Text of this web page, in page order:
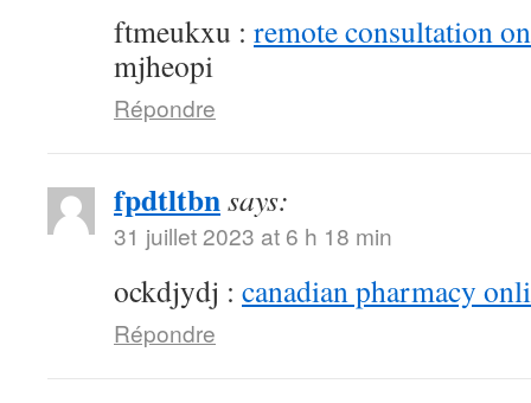
ftmeukxu : remote consultation
mjheopi
Répondre
fpdtltbnsays:
31 juillet 2023 at 6 h 18 min
ockdjydj : canadian pharmacy
Répondre